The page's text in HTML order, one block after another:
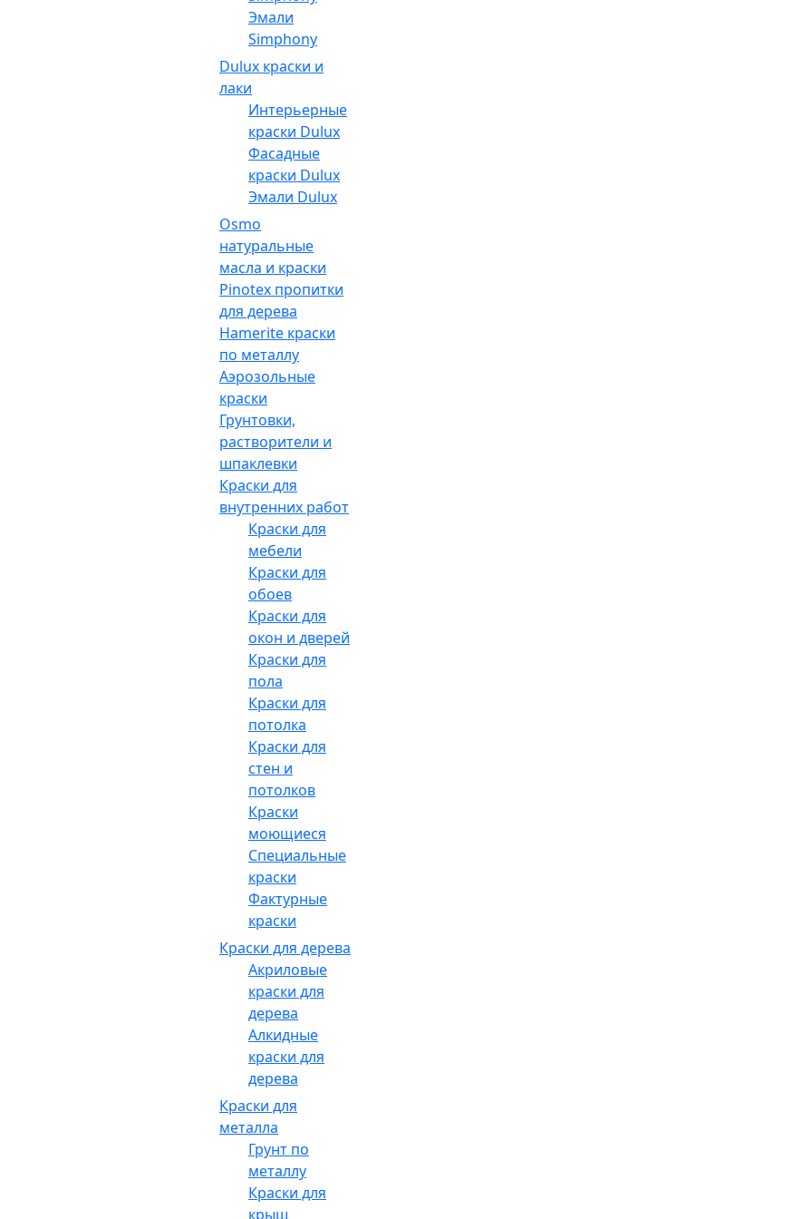
Эмали
Simphony
Dulux краски и
лаки
Интерьерные
краски Dulux
Фасадные
краски Dulux
Эмали Dulux
Osmo
натуральные
масла и краски
Pinotex пропитки
для дерева
Hamerite краски
по металлу
Аэрозольные
краски
Грунтовки,
растворители и
шпаклевки
Краски для
внутренних работ
Краски для
мебели
Краски для
обоев
Краски для
окон и дверей
Краски для
пола
Краски для
потолка
Краски для
стен и
потолков
Краски
моющиеся
Специальные
краски
Фактурные
краски
Краски для дерева
Акриловые
краски для
дерева
Алкидные
краски для
дерева
Краски для
металла
Грунт по
металлу
Краски для
крыш